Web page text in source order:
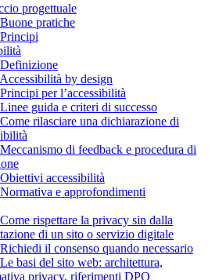
progettuale
pratiche
by design
per l’accessibilità
guida e criteri di successo
rilasciare una dichiarazione di
di feedback e procedura di
accessibilità
e approfondimenti
rispettare la privacy sin dalla
di un sito o servizio digitale
il consenso quando necessario
basi del sito web: architettura,
privacy, riferimenti DPO